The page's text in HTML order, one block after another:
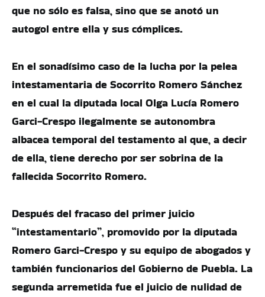
que no sólo es falsa, sino que se anotó un
autogol entre ella y sus cómplices.
En el sonadísimo caso de la lucha por la pelea
intestamentaria de Socorrito Romero Sánchez
en el cual la diputada local Olga Lucía Romero
Garci-Crespo ilegalmente se autonombra
albacea temporal del testamento al que, a decir
de ella, tiene derecho por ser sobrina de la
fallecida Socorrito Romero.
Después del fracaso del primer juicio
“intestamentario”, promovido por la diputada
Romero Garci-Crespo y su equipo de abogados y
también funcionarios del Gobierno de Puebla. La
segunda arremetida fue el juicio de nulidad de